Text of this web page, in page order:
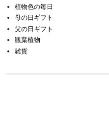
植物色の毎日
母の日ギフト
父の日ギフト
観葉植物
雑貨